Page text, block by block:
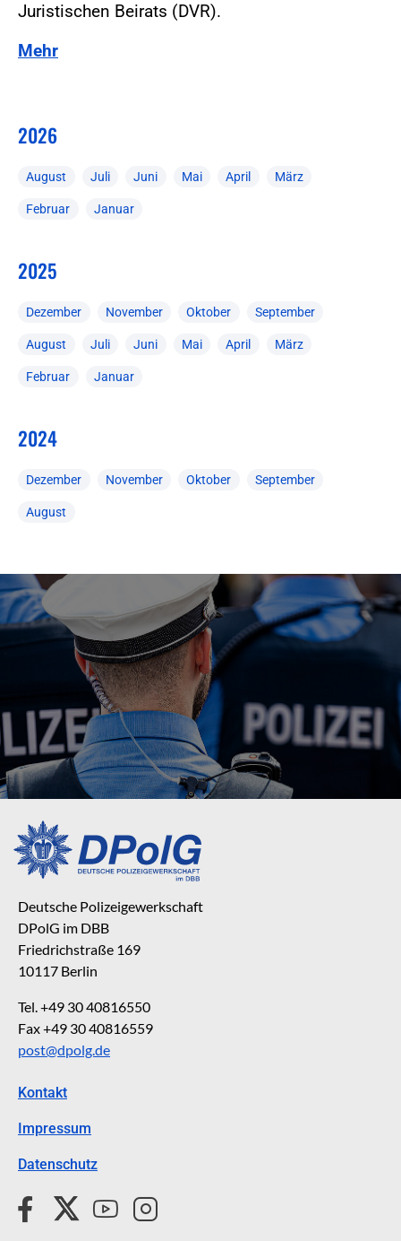
Juristischen Beirats (DVR).
Mehr
2026
August Juli Juni Mai April März
Februar Januar
2025
Dezember November Oktober September
August Juli Juni Mai April März
Februar Januar
2024
Dezember November Oktober September
August
Deutsche Polizeigewerkschaft
DPolG im DBB
Friedrichstraße 169
10117 Berlin
Tel. +49 30 40816550
Fax +49 30 40816559
post@dpolg.de
Kontakt
Impressum
Datenschutz